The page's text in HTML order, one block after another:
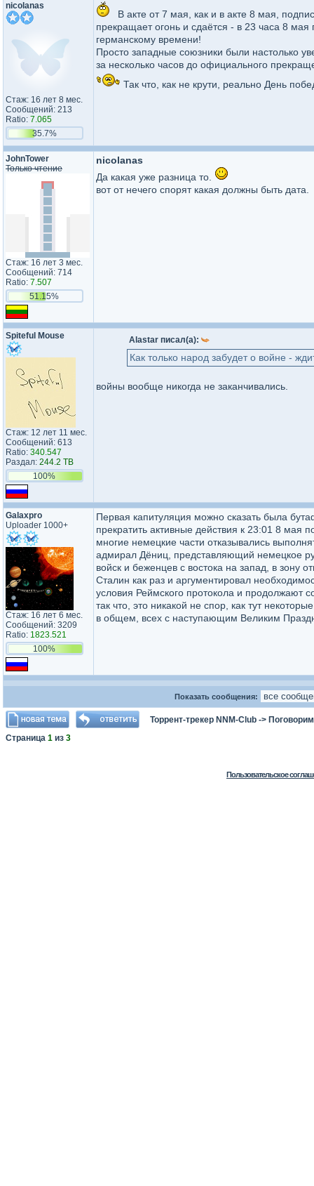
nicolanas
Стаж: 16 лет 8 мес.
Сообщений: 213
Ratio: 7.065
35.7%
В акте от 7 мая, как и в акте 8 мая,
прекращает огонь и сдаётся - в 23 часа 8
германскому времени!
Просто западные союзники были настолько
за несколько часов до официального
Так что, как не крути, реально День
JohnTower
Только чтение
Стаж: 16 лет 3 мес.
Сообщений: 714
Ratio: 7.507
51.15%
nicolanas
Да какая уже разница то.
вот от нечего спорят какая должны быть дата.
Spiteful Mouse
Стаж: 12 лет 11 мес.
Сообщений: 613
Ratio: 340.547
Раздал: 244.2 TB
100%
Alastar писал(а):
Как только народ забудет о войне -
войны вообще никогда не заканчивались.
Galaxpro
Uploader 1000+
Стаж: 16 лет 6 мес.
Сообщений: 3209
Ratio: 1823.521
100%
Первая капитуляция можно сказать была
прекратить активные действия к 23:01 8 мая
многие немецкие части отказывались
адмирал Дёниц, представляющий немецкое
войск и беженцев с востока на запад, в зону
Сталин как раз и аргументировал
условия Реймского протокола и продолжают
так что, это никакой не спор, как тут
в общем, всех с наступающим Великим
Показать сообщения:
Торрент-трекер NNM-Club -> Поговорим
Страница 1 из 3
Пользовательское